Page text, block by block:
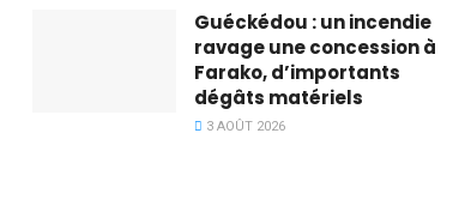
Guéckédou : un incendie
ravage une concession à
Farako, d’importants
dégâts matériels
3 AOÛT 2026